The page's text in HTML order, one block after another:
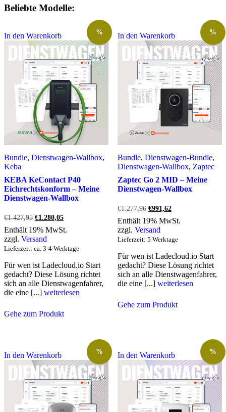
Beliebte Modelle:
In den Warenkorb %
Bundle, Dienstwagen-Wallbox,
Keba
KEBA KeContact P40
Eichrechtskonform – Meine
Dienstwagen-Wallbox
€1.427,95 Ursprünglicher
war:
€1.427,95
€1.280,05Aktueller
ist:
Enthält 19% MwSt.
zzgl. Versand
Lieferzeit: ca. 3-4 Werktage
Für wen ist Ladecloud.io Start
gedacht? Diese Lösung richtet
sich an alle Dienstwagenfahrer,
die eine [...] weiterlesen
Gehe zum Produkt
In den Warenkorb %
Bundle, Dienstwagen-Bundle,
Dienstwagen-Wallbox, Zaptec
Zaptec Go 2 MID – Meine
Dienstwagen-Wallbox
€1.277,96 Ursprünglicher
war:
€1.277,96
€991,62Aktueller
ist:
Enthält 19% MwSt.
zzgl. Versand
Lieferzeit: 5 Werktage
Für wen ist Ladecloud.io Start
gedacht? Diese Lösung richtet
sich an alle Dienstwagenfahrer,
die eine [...] weiterlesen
Gehe zum Produkt
In den Warenkorb % In den Warenkorb %